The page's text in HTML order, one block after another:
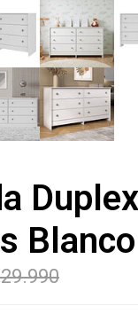
Blanco